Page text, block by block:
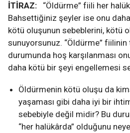
İTİRAZ: “Öldürme” fiili her
Bahsettiğiniz şeyler ise onu
kötü oluşunun sebeblerini, kötü
sunuyorsunuz. “Öldürme”
durumunda hoş karşılanması
daha kötü bir şeyi engellemesi
Öldürmenin kötü oluşu da
yaşaması gibi daha iyi bir
sebebiyle değil midir? Bu
“her halükârda” olduğunu